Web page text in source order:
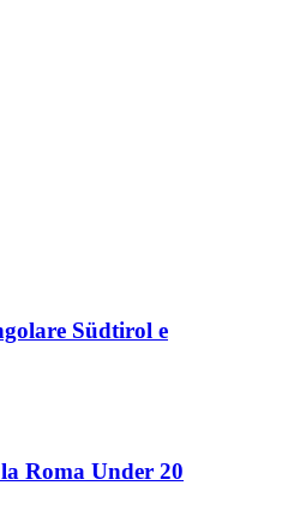
Südtirol e
Roma Under 20